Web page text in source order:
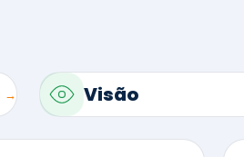
25+
Metodologias
INSIGHTS &